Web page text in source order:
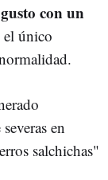
con un
el único
en
salchichas"